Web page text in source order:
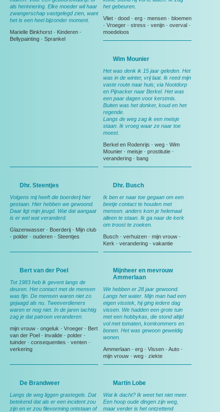
als herinnering. Elke moeder wil haar
zwangerschap vastgelegd zien, want
het is een heel bijzonder moment.
Marielle Binkhorst - Kinderen -
Bellypainting - Sprankel
het gebeuren.
Vliet - dood - erg - mensen - bloemen
- Vroeger - stress - venijn - overval -
moedeloos
Wim Mounier
Het was denk ik 15 jaar geleden. Het
was in de winter, vrij laat. Ik reed mijn
vaste route naar huis; via Nootdorp
en Pijnacker naar Berkel. Het was
een paar dagen voor kerstmis.
Buiten was het donker, koud en het
regende.
Langs de weg zag ik een meisje
staan. Ik vroeg waar ze naar toe
moest.
Berkel en Rodenrijs - weg - Wim
Mounier - meisje - prostitutie -
verandering - bang
Dhr. Steentjes
Volgens mij heeft die boerderij hier
gestaan. Hier hebben we gewoond.
Daar ligt mijn jeugd. Wat dat aangaat
is er wel wat veranderd.
Glazenwasser - Boerderij - Mijn club
- polder - ouderen - Steentjes
Dhr. Busch
Ik ben er naar toe gegaan om een
beetje contact te houden met
mensen. anders kom je helemaal
alleen te staan. Ik ga naar de kerk
om troost te zoeken.
Busch - verhuizen - mijn vrouw -
Kerk - verandering - vakantie
Bert van der Poel
Tot 1983 heb ik gevent langs de
deuren. Het contact met de mensen
was fijn. De mensen waren niet zo
gejaagd als nu. Tweeverdieners
waren er nog niet. In de jaren tachtig
zag je dat patroon veranderen.
mijn vrouw - ongeluk - Vroeger - Bert
van der Poel - invalide - polder -
tuinder - consequenties - venten -
verkering
Mijnheer en mevrouw
Ammerlaan
We hebben er 28 jaar gewoond.
Langs het water. Mijn man had een
eigen visstek, hij ging iedere dag
vissen. We hadden een grote tuin
met een hobbykas, die stond altijd
vol met tomaten, komkommers en
bonen. Het was gewoon geweldig
wonen.
Ammerlaan - erg - Vissen -Auto -
mijn vrouw - weg - ziekte
De Brandweer
Langs de weg liggen grastegels. Dat
betekend dat als er een incident zou
zijn en er zou filevorming ontstaan of
Martin Lobe
Wat ik dacht? Ik weet het niet meer.
Een hoop oude dingen zijn weg,
maar verder is het ontzettend